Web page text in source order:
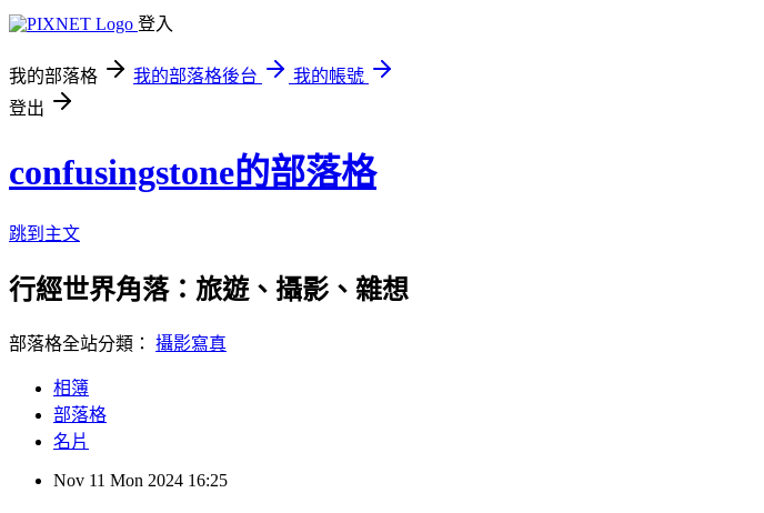
登入
我的部落格 我的部落格後台
我的帳號
登出
confusingstone的部落格
跳到主文
行經世界角落：旅遊、攝影、雜想
部落格全站分類： 攝影寫真
相簿
部落格
名片
Nov 11 Mon 2024 16:25